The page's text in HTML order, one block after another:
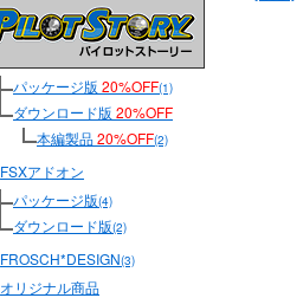
パッケージ版 20%OFF(1)
ダウンロード版 20%OFF
本編製品20%OFF(2)
FSXアドオン
パッケージ版(4)
ダウンロード版(2)
FROSCH*DESIGN(3)
オリジナル商品